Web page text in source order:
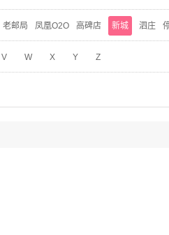
老邮局 凤凰O2O 高碑店 新城 泗庄
V W X Y Z